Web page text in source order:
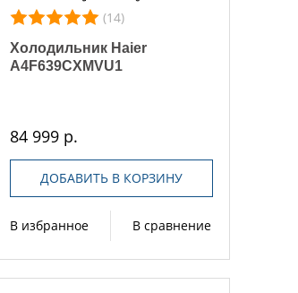
(14)
Холодильник Haier
A4F639CXMVU1
84 999 р.
ДОБАВИТЬ В КОРЗИНУ
В избранное В сравнение